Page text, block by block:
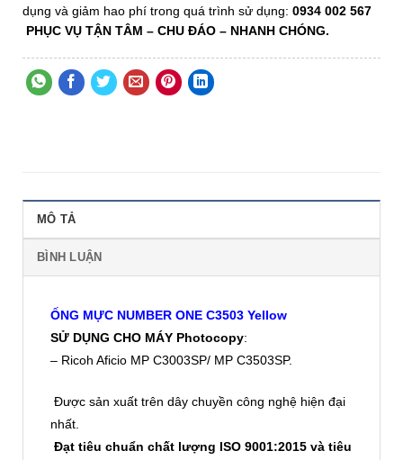
dụng và giảm hao phí trong quá trình sử dụng: 0934 002 567
PHỤC VỤ TẬN TÂM – CHU ĐÁO – NHANH CHÓNG.
MÔ TẢ
BÌNH LUẬN
ỐNG MỰC NUMBER ONE C3503 Yellow
SỬ DỤNG CHO MÁY Photocopy:
– Ricoh Aficio MP C3003SP/ MP C3503SP.
Được sản xuất trên dây chuyền công nghệ hiện đại
nhất.
Đạt tiêu chuẩn chất lượng ISO 9001:2015 và tiêu